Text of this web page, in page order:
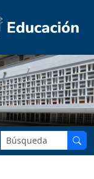
Buscar en el sitio: